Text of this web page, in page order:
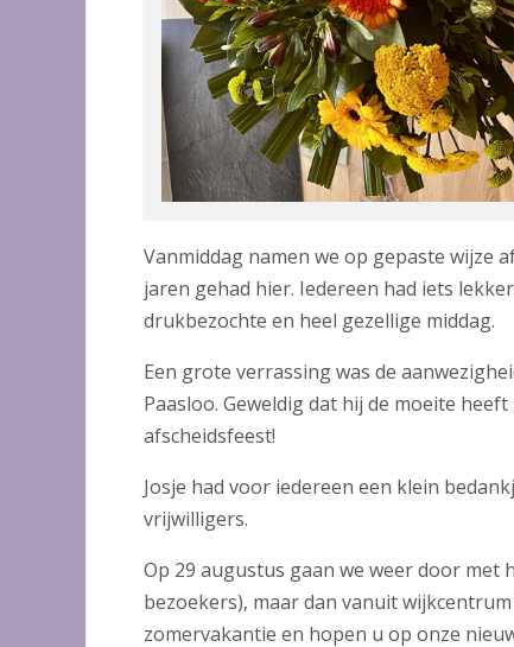
Vanmiddag namen we op gepaste wijze
jaren gehad hier. Iedereen had iets
drukbezochte en heel gezellige middag.
Een grote verrassing was de
Paasloo. Geweldig dat hij de moeite
afscheidsfeest!
Josje had voor iedereen een klein
vrijwilligers.
Op 29 augustus gaan we weer door
bezoekers), maar dan vanuit
zomervakantie en hopen u op onze